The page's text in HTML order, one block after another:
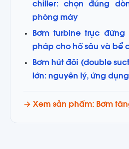
chiller: chọn đúng
phòng máy
Bơm turbine trục đứng
pháp cho hố sâu và bể
Bơm hút đôi (double
lớn: nguyên lý, ứng
→ Xem sản phẩm: Bơm